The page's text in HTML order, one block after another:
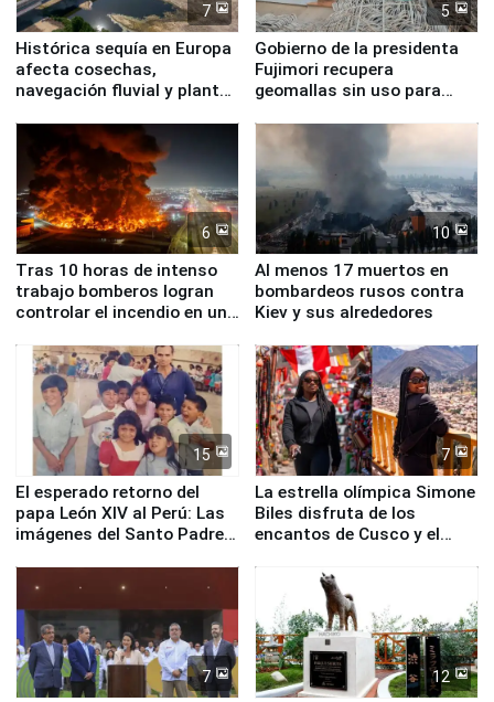
7
Histórica sequía en Europa
afecta cosechas,
navegación fluvial y plantas
5
Gobierno de la presidenta
Fujimori recupera
geomallas sin uso para
Fenómeno El Niño
6
Tras 10 horas de intenso
trabajo bomberos logran
controlar el incendio en una
de Chile
10
Al menos 17 muertos en
bombardeos rusos contra
Kiev y sus alrededores
15
El esperado retorno del
papa León XIV al Perú: Las
imágenes del Santo Padre
7
La estrella olímpica Simone
Biles disfruta de los
encantos de Cusco y el
7 12